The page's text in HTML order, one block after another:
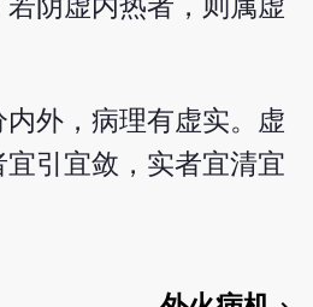
阴虚内热者，则属虚
外，病理有虚实。虚
引宜敛，实者宜清宜